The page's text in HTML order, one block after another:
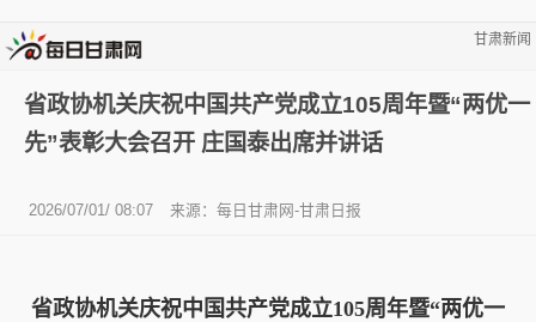
甘肃新闻
省政协机关庆祝中国共产党成立105周年暨“两优一
先”表彰大会召开 庄国泰出席并讲话
2026/07/01/ 08:07 来源：每日甘肃网-甘肃日报
省政协机关庆祝中国共产党成立105周年暨“两优一